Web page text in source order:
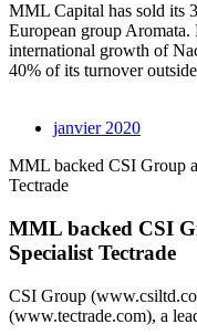
MML Capital has sold its
European group
international growth of
40% of its turnover
janvier 2020
MML backed CSI Group
Tectrade
MML backed CSI
Specialist Tectrade
CSI Group
(www.tectrade.com), a